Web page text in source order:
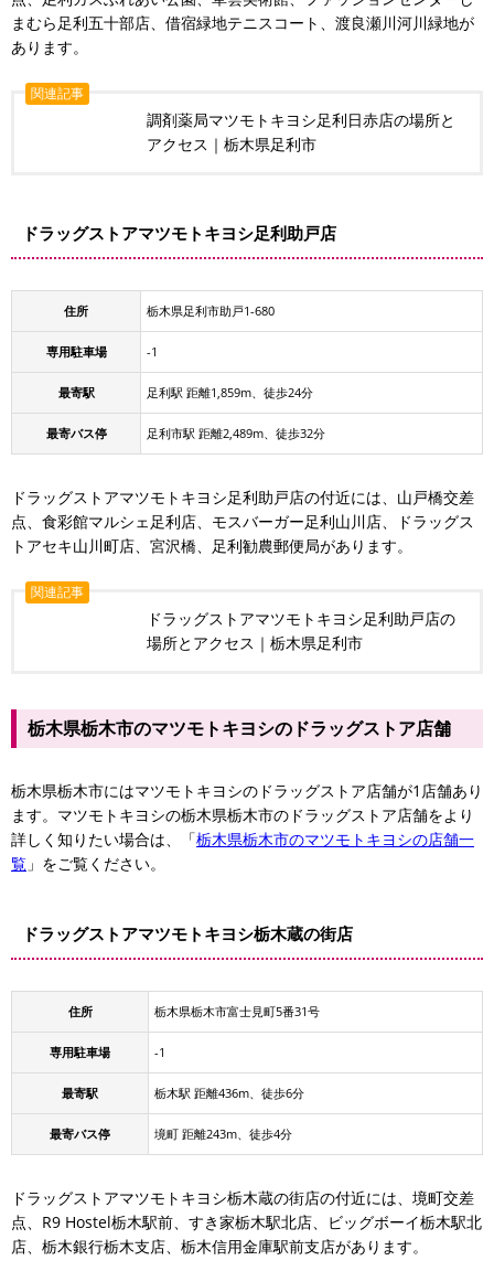
まむら足利五十部店、借宿緑地テニスコート、渡良瀬川河川緑地が
あります。
関連記事
調剤薬局マツモトキヨシ足利日赤店の場所と
アクセス｜栃木県足利市
ドラッグストアマツモトキヨシ足利助戸店
住所 栃木県足利市助戸1-680
専用駐車場 -1
最寄駅 足利駅 距離1,859m、徒歩24分
最寄バス停 足利市駅 距離2,489m、徒歩32分
ドラッグストアマツモトキヨシ足利助戸店の付近には、山戸橋交差
点、食彩館マルシェ足利店、モスバーガー足利山川店、ドラッグス
トアセキ山川町店、宮沢橋、足利勧農郵便局があります。
関連記事
ドラッグストアマツモトキヨシ足利助戸店の
場所とアクセス｜栃木県足利市
栃木県栃木市のマツモトキヨシのドラッグストア店舗
栃木県栃木市にはマツモトキヨシのドラッグストア店舗が1店舗あり
ます。マツモトキヨシの栃木県栃木市のドラッグストア店舗をより
詳しく知りたい場合は、「栃木県栃木市のマツモトキヨシの店舗一
覧 」をご覧ください。
ドラッグストアマツモトキヨシ栃木蔵の街店
住所 栃木県栃木市富士見町5番31号
専用駐車場 -1
最寄駅 栃木駅 距離436m、徒歩6分
最寄バス停 境町 距離243m、徒歩4分
ドラッグストアマツモトキヨシ栃木蔵の街店の付近には、境町交差
点、R9 Hostel栃木駅前、すき家栃木駅北店、ビッグボーイ栃木駅北
店、栃木銀行栃木支店、栃木信用金庫駅前支店があります。